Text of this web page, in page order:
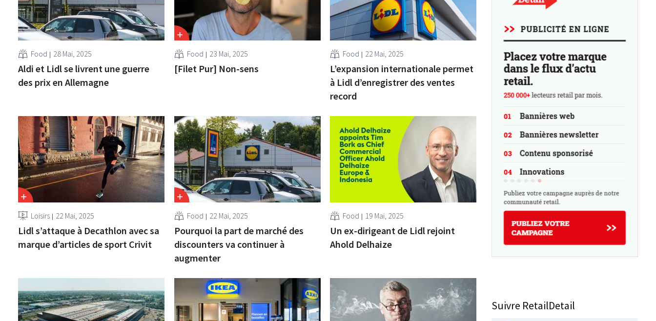
Food 28 Mai, 2025
Aldi et Lidl se livrent une guerre
des prix en Allemagne
Food 23 Mai, 2025
[Filet Pur] Non-sens
Food 22 Mai, 2025
L’expansion internationale permet
à Lidl d’enregistrer des ventes
record
Loisirs 22 Mai, 2025
Lidl s’attaque à Decathlon avec sa
marque d’articles de sport Crivit
Food 22 Mai, 2025
Pourquoi la part de marché des
discounters va continuer à
augmenter
Food 19 Mai, 2025
Un ex-dirigeant de Lidl rejoint
Ahold Delhaize
Suivre RetailDetail